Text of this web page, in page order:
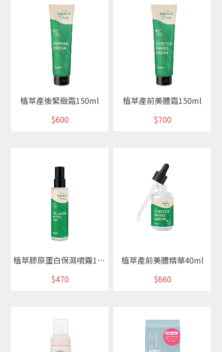
植萃產後緊緻霜150ml
$600
植萃產前美體霜150ml
$700
植萃膠原蛋白保濕噴霧100ml
$470
植萃產前美體精華40ml
$660